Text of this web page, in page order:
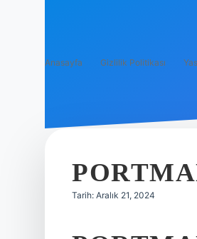
Anasayfa Gizlilik Politikası
Tarih: Aralık 21, 2024